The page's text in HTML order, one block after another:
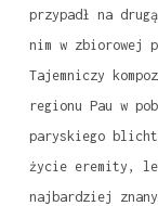
przypadł na
nim w zbiorowej
Tajemniczy
regionu Pau w
paryskiego
życie eremity,
najbardziej